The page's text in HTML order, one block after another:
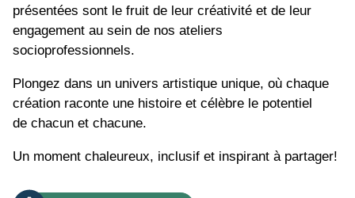
présentées sont le fruit de leur créativité et de leur
engagement au sein de nos ateliers
socioprofessionnels.
Plongez dans un univers artistique unique, où chaque
création raconte une histoire et célèbre le potentiel
de chacun et chacune.
Un moment chaleureux, inclusif et inspirant à partager!